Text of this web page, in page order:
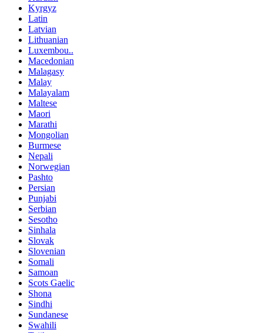
Kyrgyz
Latin
Latvian
Lithuanian
Luxembou..
Macedonian
Malagasy
Malay
Malayalam
Maltese
Maori
Marathi
Mongolian
Burmese
Nepali
Norwegian
Pashto
Persian
Punjabi
Serbian
Sesotho
Sinhala
Slovak
Slovenian
Somali
Samoan
Scots Gaelic
Shona
Sindhi
Sundanese
Swahili